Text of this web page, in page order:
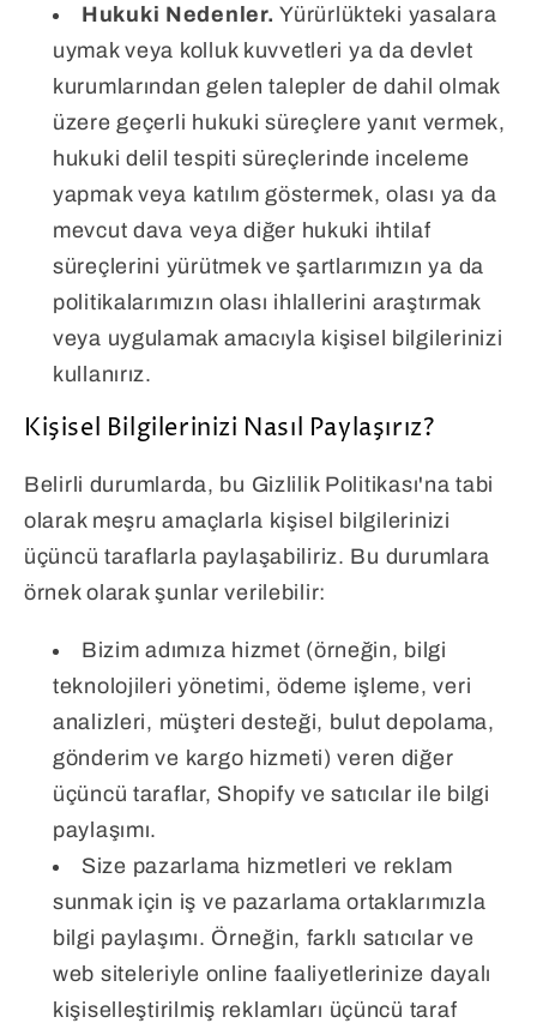
Hukuki Nedenler. Yürürlükteki yasalara
uymak veya kolluk kuvvetleri ya da devlet
kurumlarından gelen talepler de dahil olmak
üzere geçerli hukuki süreçlere yanıt vermek,
hukuki delil tespiti süreçlerinde inceleme
yapmak veya katılım göstermek, olası ya da
mevcut dava veya diğer hukuki ihtilaf
süreçlerini yürütmek ve şartlarımızın ya da
politikalarımızın olası ihlallerini araştırmak
veya uygulamak amacıyla kişisel bilgilerinizi
kullanırız.
Kişisel Bilgilerinizi Nasıl Paylaşırız?
Belirli durumlarda, bu Gizlilik Politikası'na tabi
olarak meşru amaçlarla kişisel bilgilerinizi
üçüncü taraflarla paylaşabiliriz. Bu durumlara
örnek olarak şunlar verilebilir:
Bizim adımıza hizmet (örneğin, bilgi
teknolojileri yönetimi, ödeme işleme, veri
analizleri, müşteri desteği, bulut depolama,
gönderim ve kargo hizmeti) veren diğer
üçüncü taraflar, Shopify ve satıcılar ile bilgi
paylaşımı.
Size pazarlama hizmetleri ve reklam
sunmak için iş ve pazarlama ortaklarımızla
bilgi paylaşımı. Örneğin, farklı satıcılar ve
web siteleriyle online faaliyetlerinize dayalı
kişiselleştirilmiş reklamları üçüncü taraf